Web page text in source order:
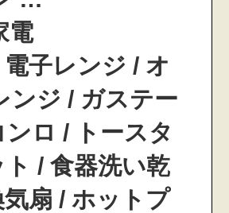
電
子レンジ / オ
ンジ / ガステー
ンロ / トースタ
ト / 食器洗い乾
扇 / ホットプ